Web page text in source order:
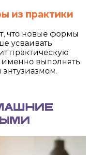
из практики
что новые формы
усваивать
практическую
именно выполнять